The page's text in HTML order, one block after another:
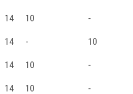
14 10 -
14 - 10
14 10 -
14 10 -